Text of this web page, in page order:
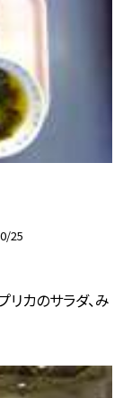
25
リカのサラダ、み